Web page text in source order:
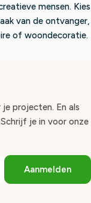
mensen. Kies
van de ontvanger,
of woondecoratie.
projecten. En als
je in voor onze
Aanmelden